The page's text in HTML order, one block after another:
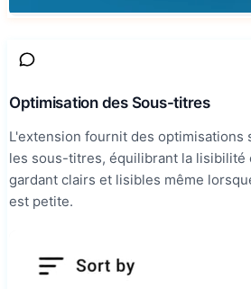
Optimisation des Sous-titres
L'extension fournit des optimisations
les sous-titres, équilibrant la lisibilité
gardant clairs et lisibles même
est petite.